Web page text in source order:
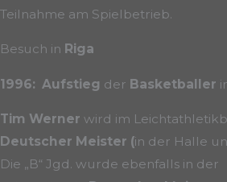
Teilnahme am Spielbetrieb.
Besuch in Riga
1996: Aufstieg der Basketballer
Tim Werner wird im
Deutscher Meister (in der Halle
Die „B“ Jgd. wurde ebenfalls in der